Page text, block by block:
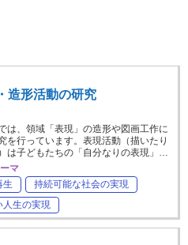
造形活動の研究
は、領域「表現」の造形や図画工作に
を行っています。表現活動（描いたり
は子どもたちの「自分なりの表現」…
マ
生
持続可能な社会の実現
人生の実現